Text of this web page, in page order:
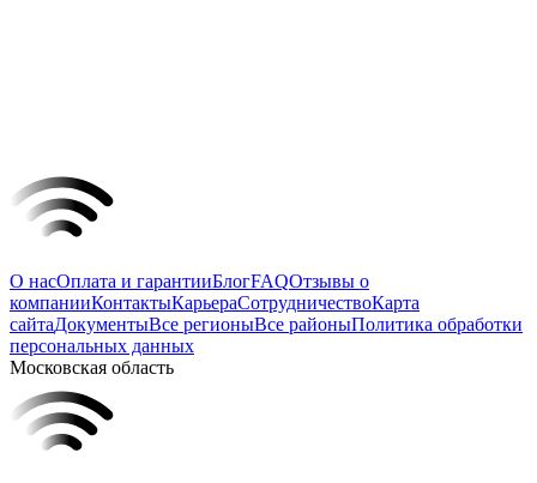
О насОплата и гарантииБлогFAQОтзывы о
компанииКонтактыКарьераСотрудничествоКарта
сайтаДокументыВсе регионыВсе районыПолитика обработки
персональных данных
Московская область